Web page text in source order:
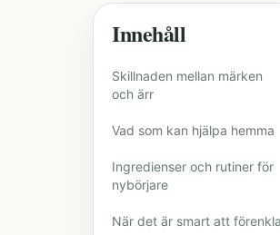
Innehåll
Skillnaden mellan märken
och ärr
Vad som kan hjälpa hemma
Ingredienser och rutiner för
nybörjare
När det är smart att förenkla